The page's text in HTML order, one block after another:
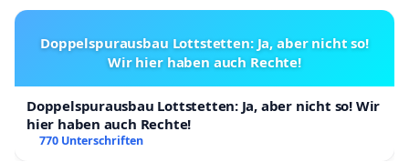
Doppelspurausbau Lottstetten: Ja, aber nicht so!
Wir hier haben auch Rechte!
Doppelspurausbau Lottstetten: Ja, aber nicht so! Wir
hier haben auch Rechte!
770 Unterschriften